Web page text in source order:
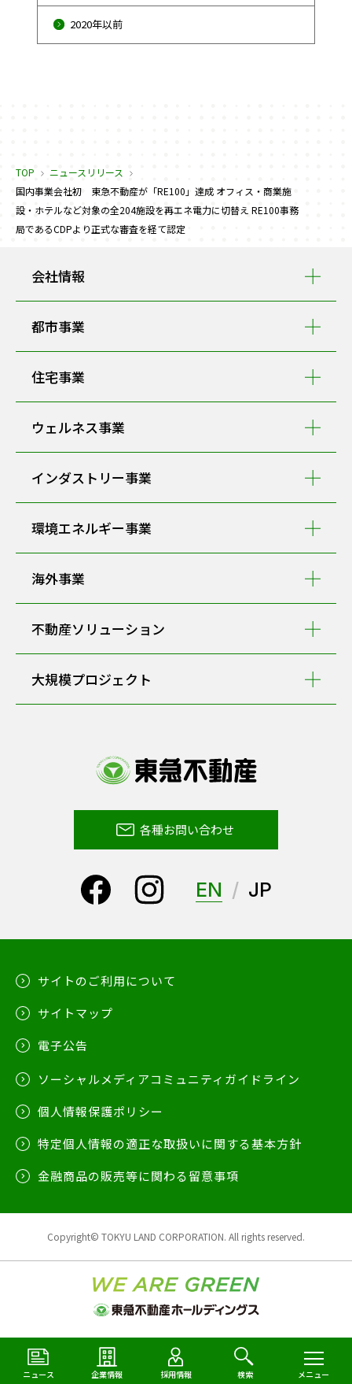
ニュース 企業情報 採用情報 検索 メニュー
2020年以前
TOP
ニュースリリース
国内事業会社初 東急不動産が「RE100」達成 オフィス・商業施
設・ホテルなど対象の全204施設を再エネ電力に切替え RE100事務
局であるCDPより正式な審査を経て認定
会社情報
都市事業
住宅事業
ウェルネス事業
インダストリー事業
環境エネルギー事業
海外事業
不動産ソリューション
大規模プロジェクト
各種お問い合わせ
EN JP
サイトのご利用について
サイトマップ
電子公告
ソーシャルメディアコミュニティガイドライン
個人情報保護ポリシー
特定個人情報の適正な取扱いに関する基本方針
金融商品の販売等に関わる留意事項
Copyright© TOKYU LAND CORPORATION. All rights reserved.